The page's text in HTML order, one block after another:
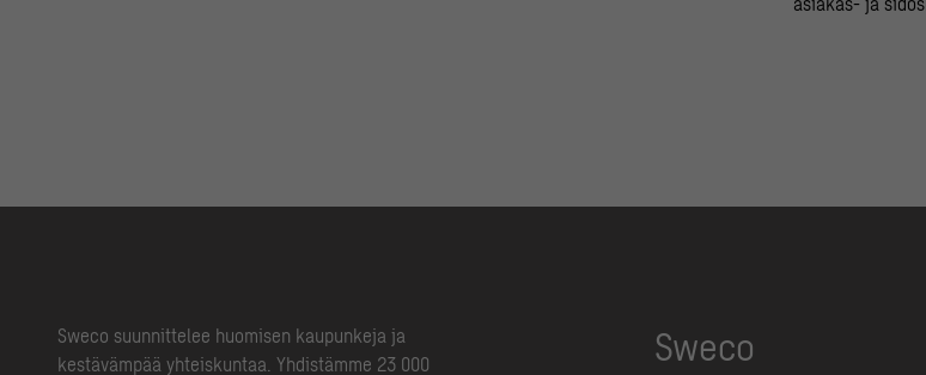
Sweco suunnittelee huomisen kaupunkeja ja
kestävämpää yhteiskuntaa. Yhdistämme 23 000
Sweco